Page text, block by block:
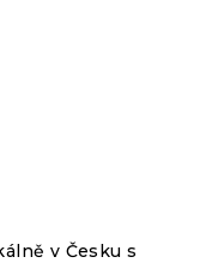
v Česku s